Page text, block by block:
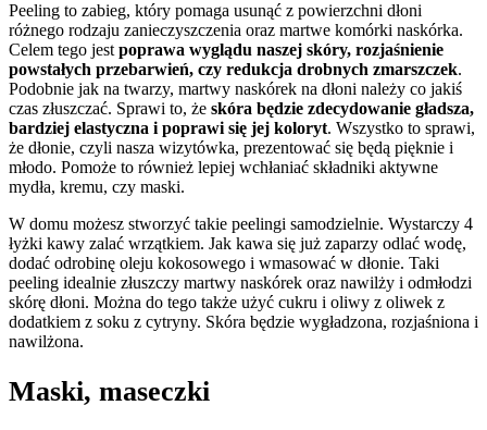
Peeling to zabieg, który pomaga usunąć z powierzchni dłoni
różnego rodzaju zanieczyszczenia oraz martwe komórki naskórka.
Celem tego jest poprawa wyglądu naszej skóry, rozjaśnienie
powstałych przebarwień, czy redukcja drobnych zmarszczek.
Podobnie jak na twarzy, martwy naskórek na dłoni należy co jakiś
czas złuszczać. Sprawi to, że skóra będzie zdecydowanie gładsza,
bardziej elastyczna i poprawi się jej koloryt. Wszystko to sprawi,
że dłonie, czyli nasza wizytówka, prezentować się będą pięknie i
młodo. Pomoże to również lepiej wchłaniać składniki aktywne
mydła, kremu, czy maski.
W domu możesz stworzyć takie peelingi samodzielnie. Wystarczy 4
łyżki kawy zalać wrzątkiem. Jak kawa się już zaparzy odlać wodę,
dodać odrobinę oleju kokosowego i wmasować w dłonie. Taki
peeling idealnie złuszczy martwy naskórek oraz nawilży i odmłodzi
skórę dłoni. Można do tego także użyć cukru i oliwy z oliwek z
dodatkiem z soku z cytryny. Skóra będzie wygładzona, rozjaśniona i
nawilżona.
Maski, maseczki